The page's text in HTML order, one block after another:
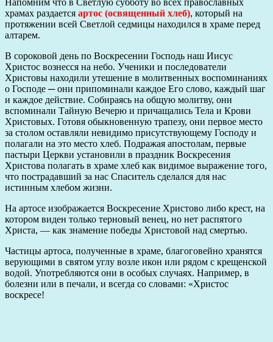
храмах раздается артос (освященный хлеб), который на
протяжении всей Светлой седмицы находился в храме перед
алтарем.
В сороковой день по Воскресении Господь наш Иисус
Христос вознесся на небо. Ученики и последователи
Христовы находили утешение в молитвенных воспоминаниях
о Господе ─ они припоминали каждое Его слово, каждый шаг
и каждое действие. Собираясь на общую молитву, они
вспоминали Тайную Вечерю и причащались Тела и Крови
Христовых. Готовя обыкновенную трапезу, они первое место
за столом оставляли невидимо присутствующему Господу и
полагали на это место хлеб. Подражая апостолам, первые
пастыри Церкви установили в праздник Воскресения
Христова полагать в храме хлеб как видимое выражение того,
что пострадавший за нас Спаситель сделался для нас
истинным хлебом жизни.
На артосе изображается Воскресение Христово либо крест, на
котором виден только терновый венец, но нет распятого
Христа, — как знамение победы Христовой над смертью.
Частицы артоса, полученные в храме, благоговейно хранятся
верующими в святом углу возле икон или рядом с крещенской
водой. Употребляются они в особых случаях. Например, в
болезни или в печали, и всегда со словами: «Христос
воскресе!